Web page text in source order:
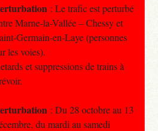
: Le trafic est perturbé
Marne-la-Vallée – Chessy et
Germain-en-Laye (personnes
les voies).
et suppressions de trains à
: Du 28 octobre au 13
du mardi au samedi